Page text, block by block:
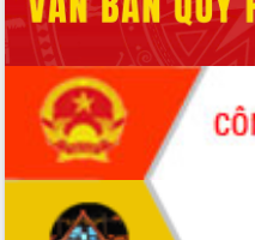
Quy hoạch và Xúc tiến đầu tư tỉnh Đắk
Lắk
Khơi thông điểm nghẽn, đẩy nhanh
giải ngân vốn khắc phục thiên tai
HĐND tỉnh thông qua điều chỉnh Quy
hoạch tỉnh thời kỳ 2021-2030
Hội thảo góp ý hồ sơ điều chỉnh quy
hoạch tỉnh Đắk Lắk thời kỳ 2021-2030,
tầm nhìn đến năm 2050